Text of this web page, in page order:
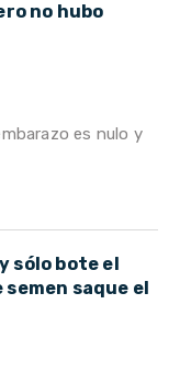
no hubo
es nulo y
sólo bote el
saque el